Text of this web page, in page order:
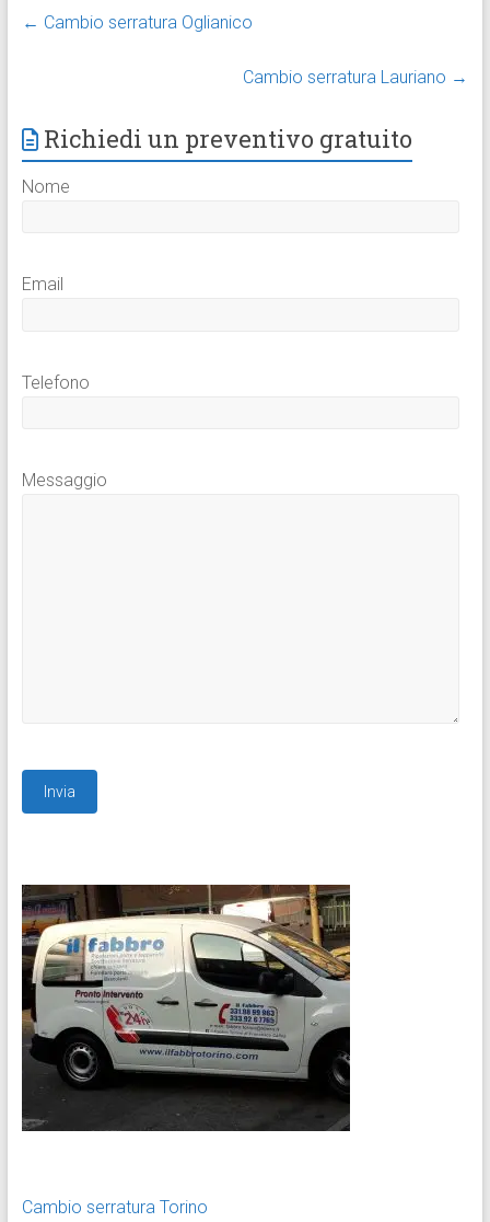
← Cambio serratura Oglianico
Cambio serratura Lauriano →
Richiedi un preventivo gratuito
Nome
Email
Telefono
Messaggio
Cambio serratura Torino